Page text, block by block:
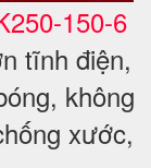
150-6
tĩnh điện,
không
xước,